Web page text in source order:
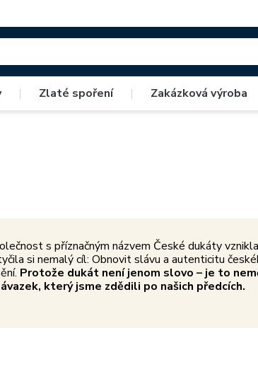
| Zlaté spoření | Zakázková výroba
Rukodělná práce se snoubí s moderními Limitované
s příznačným názvem České dukáty
si nemalý cíl: Obnovit slávu a autenticitu
Protože dukát není jenom slovo – je to
který jsme zdědili po našich předcích.